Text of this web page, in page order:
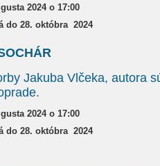
2024 o 17:00
do 28. októbra 2024
Jakuba Vlčeka, autora
2024 o 17:00
do 28. októbra 2024